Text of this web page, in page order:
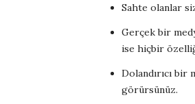
Sahte olanlar
Gerçek bir
ise hiçbir
Dolandırıcı
görürsünüz.